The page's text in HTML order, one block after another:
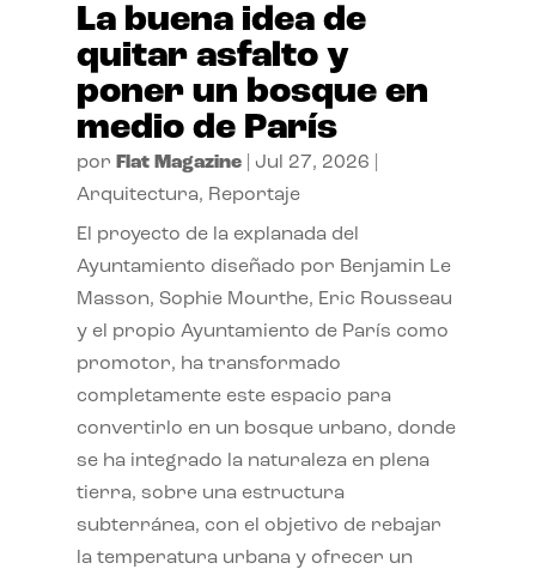
La buena idea de
quitar asfalto y
poner un bosque en
medio de París
por Flat Magazine| Jul 27, 2026
Arquitectura, Reportaje
El proyecto de la explanada del
Ayuntamiento diseñado por Benjamin Le
Masson, Sophie Mourthe, Eric Rousseau
y el propio Ayuntamiento de París como
promotor, ha transformado
completamente este espacio para
convertirlo en un bosque urbano, donde
se ha integrado la naturaleza en plena
tierra, sobre una estructura
subterránea, con el objetivo de rebajar
la temperatura urbana y ofrecer un